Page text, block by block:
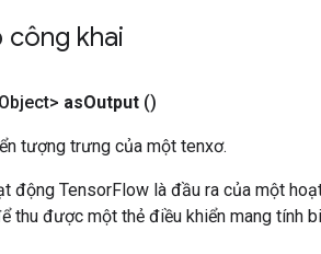
công khai
asOutput ()
tượng trưng của một tenxơ.
động TensorFlow là đầu ra của một
thu được một thẻ điều khiển mang tính